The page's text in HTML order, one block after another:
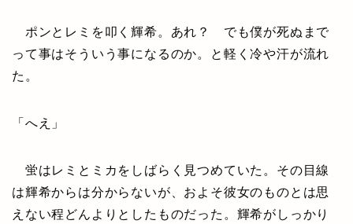
ポンとレミを叩く輝希。あれ？ でも僕が死ぬまで
って事はそういう事になるのか。と軽く冷や汗が流れ
た。
「へえ」
蛍はレミとミカをしばらく見つめていた。その目線
は輝希からは分からないが、およそ彼女のものとは思
えない程どんよりとしたものだった。輝希がしっかり